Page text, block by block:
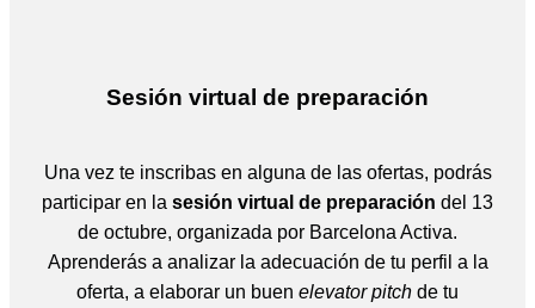
Sesión virtual de preparación
Una vez te inscribas en alguna de las ofertas, podrás
participar en la sesión virtual de preparación del 13
de octubre, organizada por Barcelona Activa.
Aprenderás a analizar la adecuación de tu perfil a la
oferta, a elaborar un buen elevator pitch de tu